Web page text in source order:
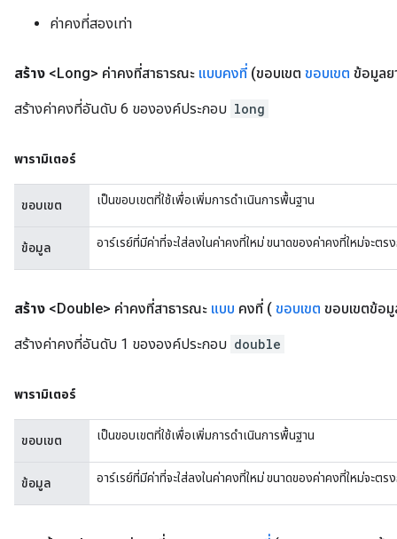
ค่าคงที่สองเท่า
สร้าง <Long> ค่าคงที่สาธารณะ แบบคงที่ (ขอบเขต ขอบเขต ข้อมูล
สร้างค่าคงที่อันดับ 6 ขององค์ประกอบ long
พารามิเตอร์
ขอบเขต เป็นขอบเขตที่ใช้เพื่อเพิ่มการดำเนินการพื้นฐาน
ข้อมูล อาร์เรย์ที่มีค่าที่จะใส่ลงในค่าคงที่ใหม่ ขนาดของค่าคงที่ใหม่จะตร
สร้าง <Double> ค่าคงที่สาธารณะ แบบ คงที่ ( ขอบเขต ขอบเขตข้อ
สร้างค่าคงที่อันดับ 1 ขององค์ประกอบ double
พารามิเตอร์
ขอบเขต เป็นขอบเขตที่ใช้เพื่อเพิ่มการดำเนินการพื้นฐาน
ข้อมูล อาร์เรย์ที่มีค่าที่จะใส่ลงในค่าคงที่ใหม่ ขนาดของค่าคงที่ใหม่จะตร